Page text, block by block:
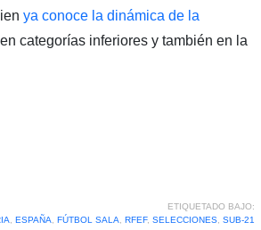
ya conoce la dinámica de la
en categorías inferiores y también en la
ETIQUETADO BAJO:
ESPAÑA FÚTBOL SALA RFEF, SELECCIONES, SUB-21